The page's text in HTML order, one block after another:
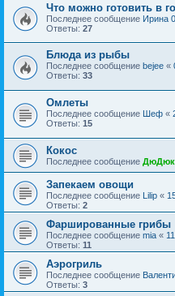
Что можно готовить в
Последнее сообщение Ирина
Ответы: 27
Блюда из рыбы
Последнее сообщение bejee «
Ответы: 33
Омлеты
Последнее сообщение Шеф «
Ответы: 15
Кокос
Последнее сообщение
Запекаем овощи
Последнее сообщение Lilip «
Ответы: 2
Фаршированные грибы
Последнее сообщение mia «
Ответы: 11
Аэрогриль
Последнее сообщение
Ответы: 3